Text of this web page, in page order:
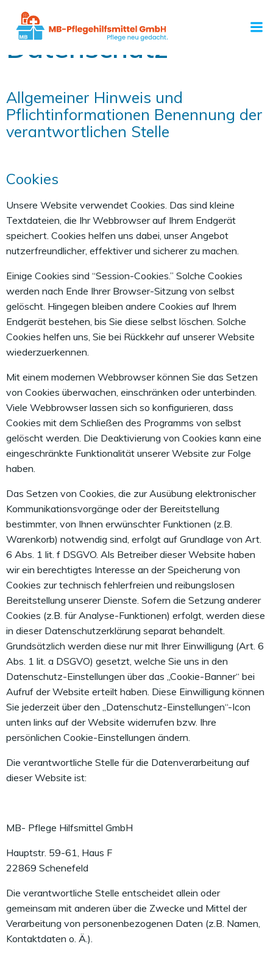
springen
Datenschutz
Allgemeiner Hinweis und
Pflichtinformationen Benennung der
verantwortlichen Stelle
Cookies
Unsere Website verwendet Cookies. Das sind kleine
Textdateien, die Ihr Webbrowser auf Ihrem Endgerät
speichert. Cookies helfen uns dabei, unser Angebot
nutzerfreundlicher, effektiver und sicherer zu machen.
Einige Cookies sind “Session-Cookies.” Solche Cookies
werden nach Ende Ihrer Browser-Sitzung von selbst
gelöscht. Hingegen bleiben andere Cookies auf Ihrem
Endgerät bestehen, bis Sie diese selbst löschen. Solche
Cookies helfen uns, Sie bei Rückkehr auf unserer Website
wiederzuerkennen.
Mit einem modernen Webbrowser können Sie das Setzen
von Cookies überwachen, einschränken oder unterbinden.
Viele Webbrowser lassen sich so konfigurieren, dass
Cookies mit dem Schließen des Programms von selbst
gelöscht werden. Die Deaktivierung von Cookies kann eine
eingeschränkte Funktionalität unserer Website zur Folge
haben.
Das Setzen von Cookies, die zur Ausübung elektronischer
Kommunikationsvorgänge oder der Bereitstellung
bestimmter, von Ihnen erwünschter Funktionen (z.B.
Warenkorb) notwendig sind, erfolgt auf Grundlage von Art.
6 Abs. 1 lit. f DSGVO. Als Betreiber dieser Website haben
wir ein berechtigtes Interesse an der Speicherung von
Cookies zur technisch fehlerfreien und reibungslosen
Bereitstellung unserer Dienste. Sofern die Setzung anderer
Cookies (z.B. für Analyse-Funktionen) erfolgt, werden diese
in dieser Datenschutzerklärung separat behandelt.
Grundsätzlich werden diese nur mit Ihrer Einwilligung (Art. 6
Abs. 1 lit. a DSGVO) gesetzt, welche Sie uns in den
Datenschutz-Einstellungen über das „Cookie-Banner“ bei
Aufruf der Website erteilt haben. Diese Einwilligung können
Sie jederzeit über den „Datenschutz-Einstellungen“-Icon
unten links auf der Website widerrufen bzw. Ihre
persönlichen Cookie-Einstellungen ändern.
Die verantwortliche Stelle für die Datenverarbeitung auf
dieser Website ist:
MB- Pflege Hilfsmittel GmbH
Hauptstr. 59-61, Haus F
22869 Schenefeld
Die verantwortliche Stelle entscheidet allein oder
gemeinsam mit anderen über die Zwecke und Mittel der
Verarbeitung von personenbezogenen Daten (z.B. Namen,
Kontaktdaten o. Ä.).